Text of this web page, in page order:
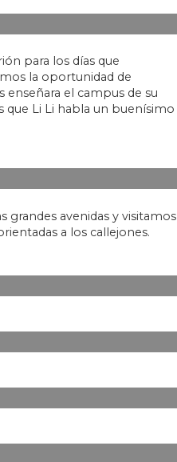
para los días que
la oportunidad de
enseñara el campus de su
que Li Li habla un buenísimo
grandes avenidas y visitamos
a los callejones.